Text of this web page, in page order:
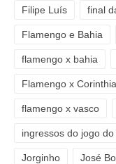
Filipe Luís final
Flamengo e Bahia
flamengo x bahia
Flamengo x
flamengo x vasco
ingressos do jogo
Jorginho José